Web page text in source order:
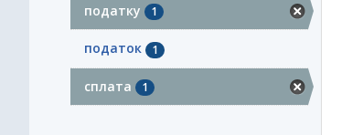
податку 1
податок 1
сплата 1